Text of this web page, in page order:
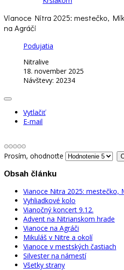
Vianoce Nitra 2025: mestečko,
na Agráči
Podujatia
Nitralive
18. november 2025
Návštevy: 20234
Vytlačiť
E-mail
Prosím, ohodnoťte
Obsah článku
Vianoce Nitra 2025: mestečko,
Vyhliadkové kolo
Vianočný koncert 9.12.
Advent na Nitrianskom hrade
Vianoce na Agráči
Mikuláš v Nitre a okolí
Vianoce v mestských častiach
Silvester na námestí
Všetky strany